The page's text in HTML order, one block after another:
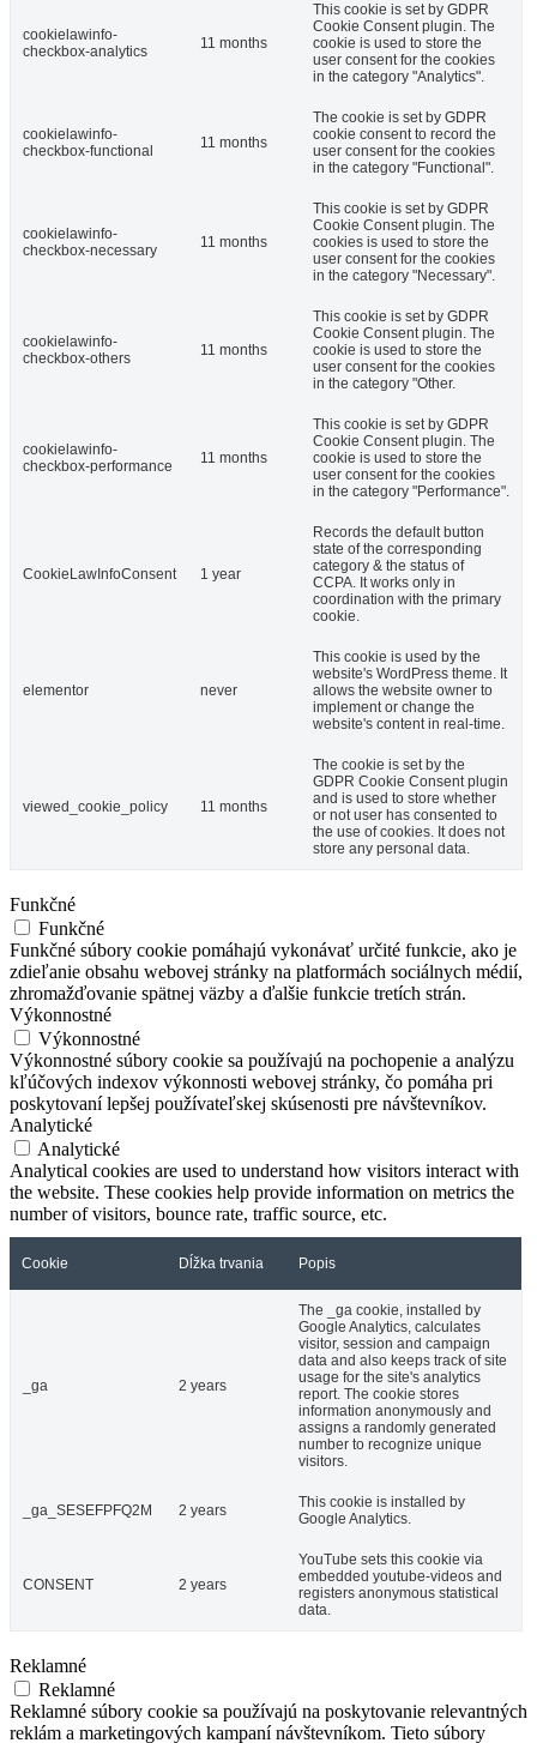
cookielawinfo-
checkbox-analytics
11 months
This cookie is set by GDPR
Cookie Consent plugin. The
cookie is used to store the
user consent for the cookies
in the category "Analytics".
cookielawinfo-
checkbox-functional
11 months
The cookie is set by GDPR
cookie consent to record the
user consent for the cookies
in the category "Functional".
cookielawinfo-
checkbox-necessary
11 months
This cookie is set by GDPR
Cookie Consent plugin. The
cookies is used to store the
user consent for the cookies
in the category "Necessary".
cookielawinfo-
checkbox-others
11 months
This cookie is set by GDPR
Cookie Consent plugin. The
cookie is used to store the
user consent for the cookies
in the category "Other.
cookielawinfo-
checkbox-performance
11 months
This cookie is set by GDPR
Cookie Consent plugin. The
cookie is used to store the
user consent for the cookies
in the category "Performance".
CookieLawInfoConsent 1 year
Records the default button
state of the corresponding
category & the status of
CCPA. It works only in
coordination with the primary
cookie.
elementor never
This cookie is used by the
website's WordPress theme. It
allows the website owner to
implement or change the
website's content in real-time.
viewed_cookie_policy 11 months
The cookie is set by the
GDPR Cookie Consent plugin
and is used to store whether
or not user has consented to
the use of cookies. It does not
store any personal data.
Funkčné
Funkčné
Funkčné súbory cookie pomáhajú vykonávať určité funkcie, ako je
zdieľanie obsahu webovej stránky na platformách sociálnych médií,
zhromažďovanie spätnej väzby a ďalšie funkcie tretích strán.
Výkonnostné
Výkonnostné
Výkonnostné súbory cookie sa používajú na pochopenie a analýzu
kľúčových indexov výkonnosti webovej stránky, čo pomáha pri
poskytovaní lepšej používateľskej skúsenosti pre návštevníkov.
Analytické
Analytické
Analytical cookies are used to understand how visitors interact with
the website. These cookies help provide information on metrics the
number of visitors, bounce rate, traffic source, etc.
Cookie Dĺžka trvania Popis
_ga 2 years
The _ga cookie, installed by
Google Analytics, calculates
visitor, session and campaign
data and also keeps track of site
usage for the site's analytics
report. The cookie stores
information anonymously and
assigns a randomly generated
number to recognize unique
visitors.
_ga_SESEFPFQ2M 2 years
This cookie is installed by
Google Analytics.
CONSENT 2 years
YouTube sets this cookie via
embedded youtube-videos and
registers anonymous statistical
data.
Reklamné
Reklamné
Reklamné súbory cookie sa používajú na poskytovanie relevantných
reklám a marketingových kampaní návštevníkom. Tieto súbory